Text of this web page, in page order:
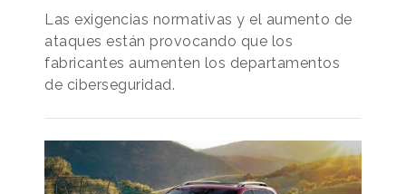
Las exigencias normativas y el aumento de
ataques están provocando que los
fabricantes aumenten los departamentos
de ciberseguridad.